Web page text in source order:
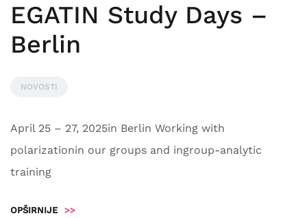
EGATIN Study Days –
Berlin
NOVOSTI
April 25 – 27, 2025in Berlin Working with
polarizationin our groups and ingroup-analytic
training
OPŠIRNIJE >>